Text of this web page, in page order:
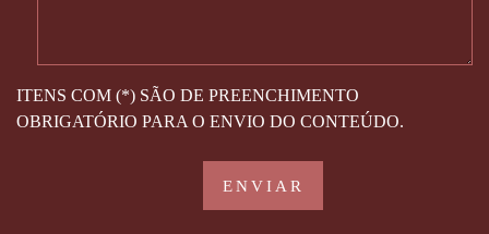
ITENS COM (*) SÃO DE PREENCHIMENTO
OBRIGATÓRIO PARA O ENVIO DO CONTEÚDO.